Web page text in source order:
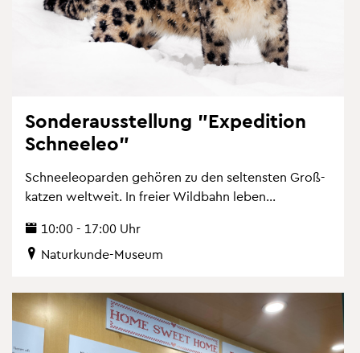
Son­der­aus­stel­lung "Ex­pe­di­ti­on
Schnee­leo"
Schnee­leo­par­den ge­hö­ren zu den sel­tens­ten Gro­ß­
kat­zen welt­weit. In frei­er Wild­bahn leben...
10:00 - 17:00 Uhr
Na­tur­kun­de-Mu­se­um